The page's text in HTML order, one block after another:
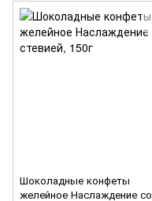
Шоколадные конфеты
желейное Наслаждение со